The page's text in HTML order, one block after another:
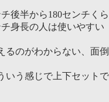
後半から180センチくら
身長の人は使いやすい
るのがわからない、面倒
いう感じで上下セットで